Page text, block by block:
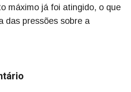
máximo já foi atingido, o que
das pressões sobre a